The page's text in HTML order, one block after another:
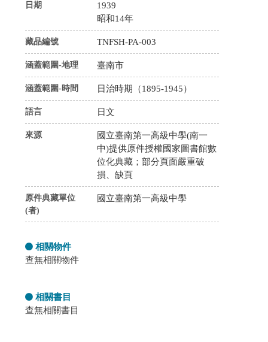
日期
1939
昭和14年
藏品編號 TNFSH-PA-003
涵蓋範圍-地理 臺南市
涵蓋範圍-時間 日治時期（1895-1945）
語言 日文
來源
國立臺南第一高級中學(南一
中)提供原件授權國家圖書館數
位化典藏；部分頁面嚴重破
損、缺頁
原件典藏單位
(者)
國立臺南第一高級中學
相關物件
查無相關物件
相關書目
查無相關書目